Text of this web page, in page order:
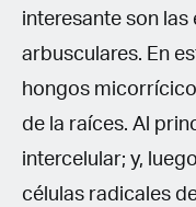
interesante son
arbusculares. En
hongos
de la raíces. Al
intercelular; y,
células radicales